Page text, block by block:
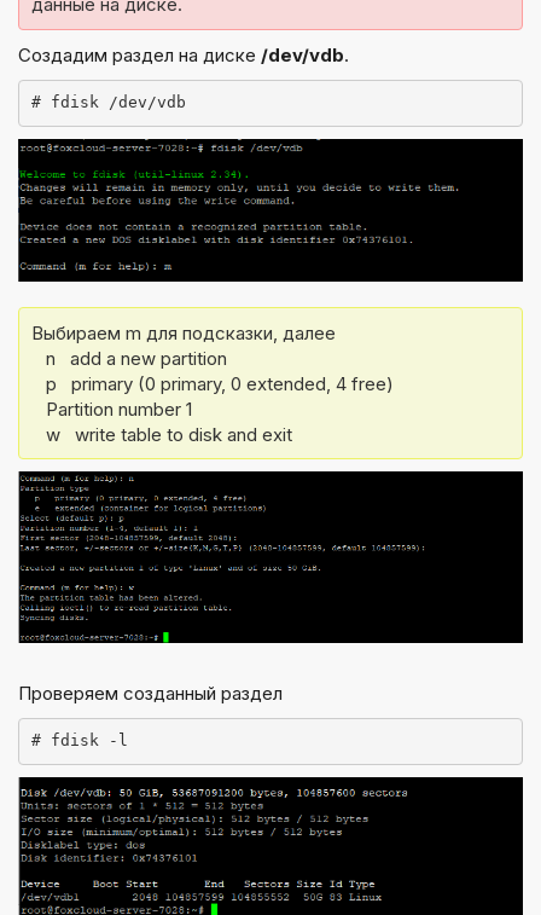
Создадим раздел на диске /dev/vdb.
Выбираем m для подсказки, далее
n   add a new partition
p   primary (0 primary, 0 extended, 4 free)
Partition number 1
w   write table to disk and exit
Проверяем созданный раздел